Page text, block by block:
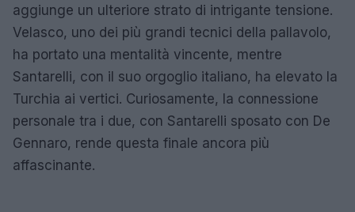
aggiunge un ulteriore strato di intrigante tensione.
Velasco, uno dei più grandi tecnici della pallavolo,
ha portato una mentalità vincente, mentre
Santarelli, con il suo orgoglio italiano, ha elevato la
Turchia ai vertici. Curiosamente, la connessione
personale tra i due, con Santarelli sposato con De
Gennaro, rende questa finale ancora più
affascinante.